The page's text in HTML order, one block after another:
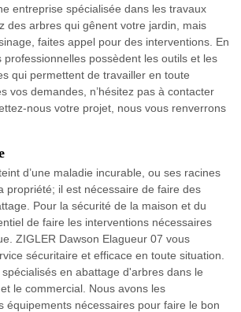
entreprise spécialisée dans les travaux
des arbres qui gênent votre jardin, mais
faites appel pour des interventions. En
possèdent les outils et les
qui permettent de travailler en toute
vos demandes, n’hésitez pas à contacter
nous votre projet, nous vous renverrons
d’une maladie incurable, ou ses racines
propriété; il est nécessaire de faire des
Pour la sécurité de la maison et du
de faire les interventions nécessaires
ZIGLER Dawson Elagueur 07 vous
sécuritaire et efficace en toute situation.
en abattage d'arbres dans le
le commercial. Nous avons les
équipements nécessaires pour faire le bon